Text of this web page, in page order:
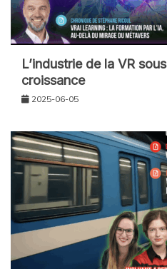
L’industrie de la VR
croissance
2025-06-05